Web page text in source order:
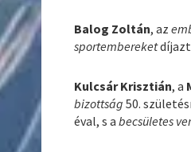
Balog Zoltán, az
sportembereket
Kulcsár Krisztián, a
bizottság 50.
éval, s abecsületes